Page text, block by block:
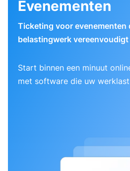
Evenementen
Ticketing voor evenementen
belastingwerk vereenvoudigt
Start binnen een minuut
met software die uw